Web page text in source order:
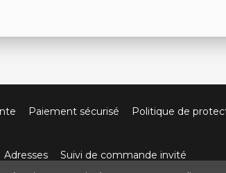
Paiement sécurisé Politique de
Adresses
Suivi de commande invité